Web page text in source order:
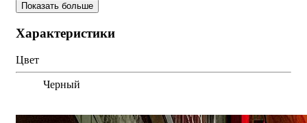
Показать больше
Характеристики
Цвет
Черный